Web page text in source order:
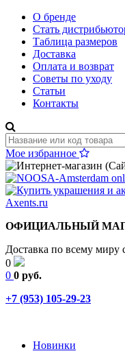
О бренде
Стать
Таблица размеров
Доставка
Оплата и возврат
Советы по уходу
Статьи
Контакты
Мое избранное
ОФИЦИАЛЬНЫЙ
Доставка по всему миру
0
0 0 руб.
+7 (953) 105-29-23
Новинки